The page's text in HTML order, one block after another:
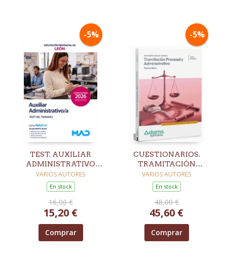
-5%
TEST. AUXILIAR
ADMINISTRATIVO
DIPUTACIÓN
PROVINCIAL DE LEÓN
VARIOS AUTORES
En stock
16,00 €
15,20 €
Comprar
-5%
CUESTIONARIOS.
TRAMITACIÓN
PROCESAL Y
ADMINISTRATIVA.
TURNO LIBRE
VARIOS AUTORES
En stock
48,00 €
45,60 €
Comprar